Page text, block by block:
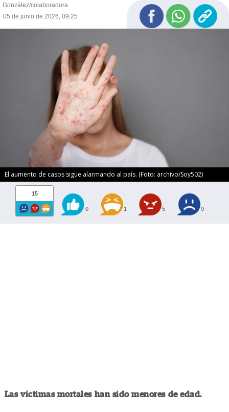
González/colaboradora
05 de junio de 2026, 09:25
El aumento de casos sigue alarmando al país. (Foto: archivo/Soy502)
15
0 1 5 9
Las víctimas mortales han sido menores de edad.